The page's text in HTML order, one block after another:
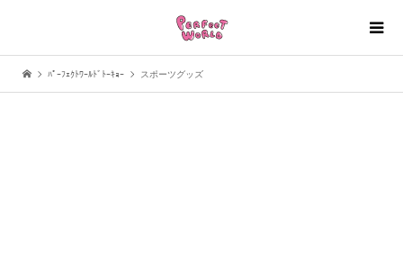
ﾊﾟｰﾌｪｸﾄﾜｰﾙﾄﾞﾄｰｷｮｰ スポーツグッズ